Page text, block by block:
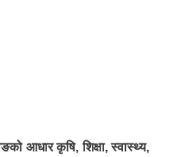
आधार कृषि, शिक्षा, स्वास्थ्य,